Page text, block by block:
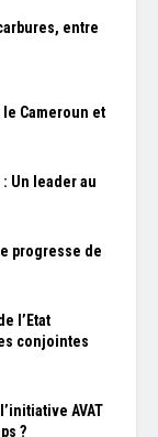
entre
le Cameroun et
Un leader au
progresse de
l’Etat
conjointes
AVAT
?